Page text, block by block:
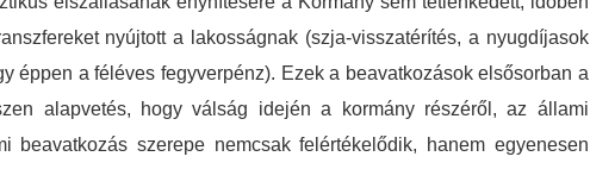
nyújtott a lakosságnak (szja-visszatérítés, a nyugdíjasok
éppen a féléves fegyverpénz). Ezek a beavatkozások elsősorban a
alapvetés, hogy válság idején a kormány részéről, az állami
beavatkozás szerepe nemcsak felértékelődik, hanem egyenesen